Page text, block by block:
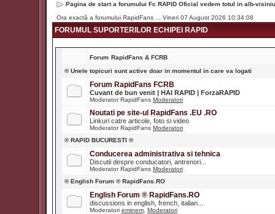
Pagina de start a forumului Fc RAPID Oficial vedem totul in alb-
Ora exactă a forumului RapidFans ... Vineri 07 August 2026 10:34:08
FORUMUL SUPORTERILOR ECHIPEI RAPID
Forum RapidFans & FCRB
® Unele topicuri sunt active doar in momentul in care va logati
Forum RapidFans FCRB
Cuvant de bun venit | HAI RAPID | ForzaRAPID
Moderator RapidFans Moderatori
Noutati pe site-ul RapidFans .EU .RO
Linkuri catre articole, foto si video
Moderator RapidFans Moderatori
® RAPID BUCURESTI ®
Conducerea administrativa si tehnica
Discutii despre conducatori, antrenori...
Moderator RapidFans Moderatori
® English Forum ® RapidFans.RO
English Forum ® RapidFans.RO
discussions in english, french, italian...
Moderatori eminem Moderatori